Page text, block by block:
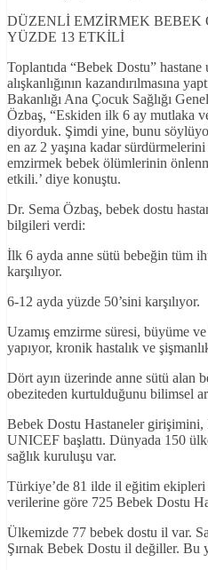
DÜZENLİ EMZİRMEK BEBEK
YÜZDE 13 ETKİLİ
Toplantıda “Bebek Dostu” hastane
alışkanlığının kazandırılmasına
Bakanlığı Ana Çocuk Sağlığı
Özbaş, “Eskiden ilk 6 ay mutlaka
diyorduk. Şimdi yine, bunu
en az 2 yaşına kadar
emzirmek bebek ölümlerinin
etkili.’ diye konuştu.
Dr. Sema Özbaş, bebek dostu
bilgileri verdi:
İlk 6 ayda anne sütü bebeğin tüm
karşılıyor.
6-12 ayda yüzde 50’sini karşılıyor.
Uzamış emzirme süresi, büyüme
yapıyor, kronik hastalık ve
Dört ayın üzerinde anne sütü alan
obeziteden kurtulduğunu bilimsel
Bebek Dostu Hastaneler girişimini,
UNICEF başlattı. Dünyada 150
sağlık kuruluşu var.
Türkiye’de 81 ilde il eğitim ekipleri
verilerine göre 725 Bebek Dostu
Ülkemizde 77 bebek dostu il var.
Şırnak Bebek Dostu il değiller. Bu